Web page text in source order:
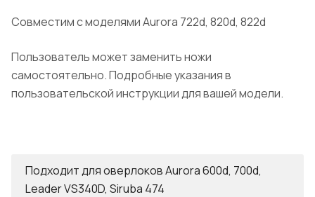
Совместим с моделями Aurora 722d, 820d, 822d
Пользователь может заменить ножи
самостоятельно. Подробные указания в
пользовательской инструкции для вашей модели.
Подходит для оверлоков Aurora 600d, 700d,
Leader VS340D, Siruba 474